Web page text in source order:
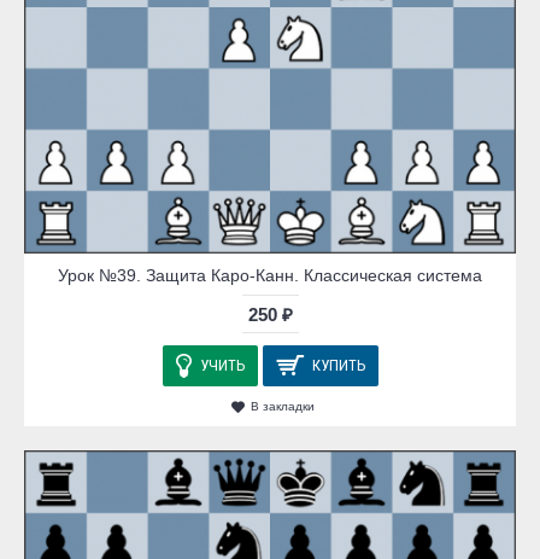
Урок №39. Защита Каро-Канн. Классическая система
250 ₽
УЧИТЬ КУПИТЬ
В закладки